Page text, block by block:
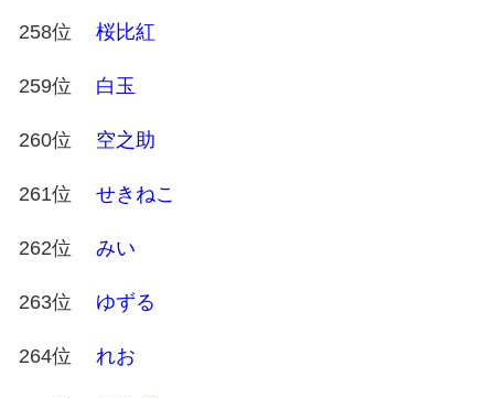
258位 桜比紅
259位 白玉
260位 空之助
261位 せきねこ
262位 みい
263位 ゆずる
264位 れお